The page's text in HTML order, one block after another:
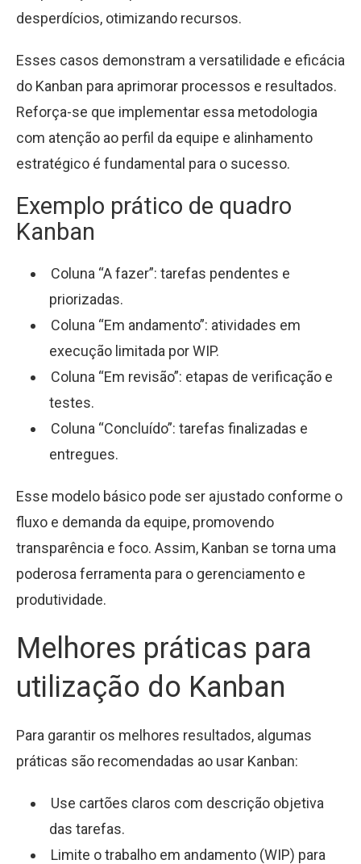
desperdícios, otimizando recursos.
Esses casos demonstram a versatilidade e eficácia
do Kanban para aprimorar processos e resultados.
Reforça-se que implementar essa metodologia
com atenção ao perfil da equipe e alinhamento
estratégico é fundamental para o sucesso.
Exemplo prático de quadro
Kanban
Coluna “A fazer”: tarefas pendentes e
priorizadas.
Coluna “Em andamento”: atividades em
execução limitada por WIP.
Coluna “Em revisão”: etapas de verificação e
testes.
Coluna “Concluído”: tarefas finalizadas e
entregues.
Esse modelo básico pode ser ajustado conforme o
fluxo e demanda da equipe, promovendo
transparência e foco. Assim, Kanban se torna uma
poderosa ferramenta para o gerenciamento e
produtividade.
Melhores práticas para
utilização do Kanban
Para garantir os melhores resultados, algumas
práticas são recomendadas ao usar Kanban:
Use cartões claros com descrição objetiva
das tarefas.
Limite o trabalho em andamento (WIP) para